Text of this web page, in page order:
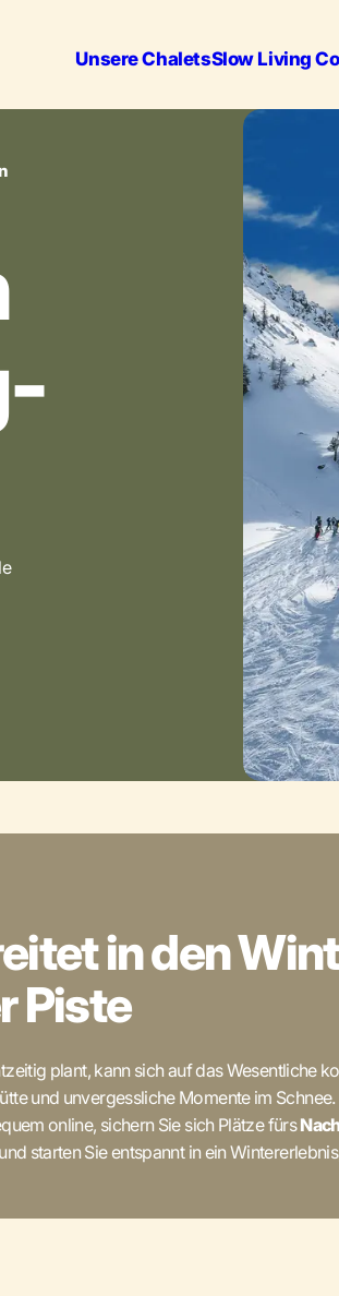
Unsere ChaletsSlow Living
in den
Piste
plant, kann sich auf das Wesentliche
und unvergessliche Momente im Schnee.
online, sichern Sie sich Plätze fürs
starten Sie entspannt in ein